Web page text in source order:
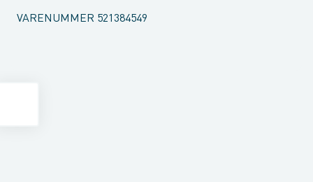
VARENUMMER 521384549